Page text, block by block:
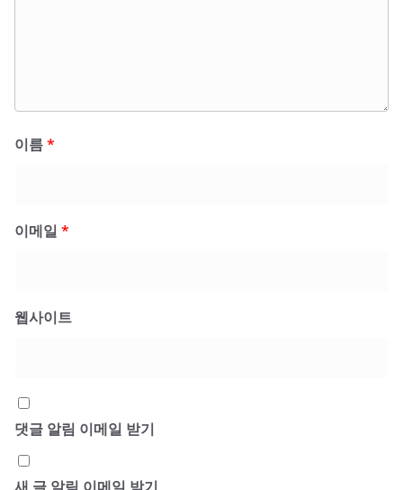
이름*
이메일 *
웹사이트
댓글 알림 이메일 받기
새 글 알림 이메일 받기